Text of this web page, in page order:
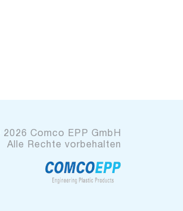
Comco EPP GmbH
Alle Rechte vorbehalten